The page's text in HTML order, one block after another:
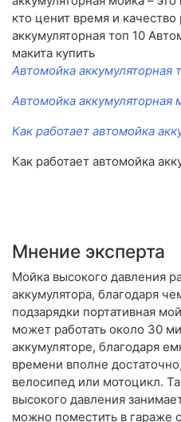
кто ценит время и
аккумуляторная топ 10
макита купить
Автомойка аккумуляторная
Автомойка аккумуляторная
Как работает автомойка
Как работает автомойка
Мнение эксперта
Мойка высокого давления
аккумулятора, благодаря
подзарядки портативная
может работать около 30
аккумуляторе, благодаря
времени вполне
велосипед или мотоцикл.
высокого давления
можно поместить в гараже